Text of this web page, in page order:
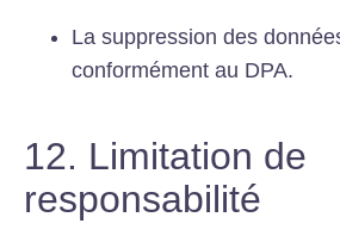
La suppression des
conformément au DPA.
12. Limitation de
responsabilité